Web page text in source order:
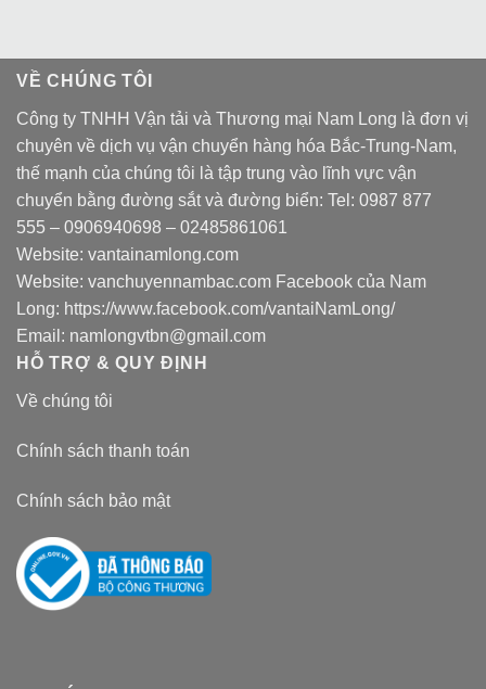
VỀ CHÚNG TÔI
Công ty TNHH Vận tải và Thương mại Nam Long là đơn vị
chuyên về dịch vụ vận chuyển hàng hóa Bắc-Trung-Nam,
thế mạnh của chúng tôi là tập trung vào lĩnh vực vận
chuyển bằng đường sắt và đường biển: Tel: 0987 877
555 – 0906940698 – 02485861061
Website: vantainamlong.com
Website: vanchuyennambac.com Facebook của Nam
Long: https://www.facebook.com/vantaiNamLong/
Email: namlongvtbn@gmail.com
HỖ TRỢ & QUY ĐỊNH
Về chúng tôi
Chính sách thanh toán
Chính sách bảo mật